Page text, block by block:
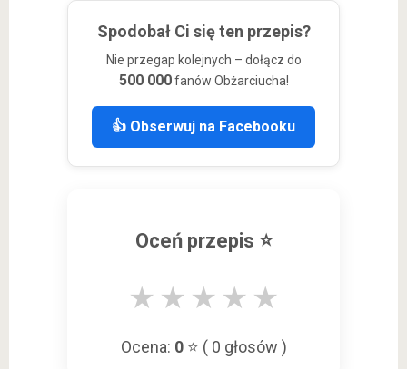
Spodobał Ci się ten przepis?
Nie przegap kolejnych – dołącz do
500 000fanów Obżarciucha!
👍 Obserwuj na Facebooku
Oceń przepis ⭐
★ ★ ★ ★ ★
Ocena: 0⭐ ( 0 głosów )